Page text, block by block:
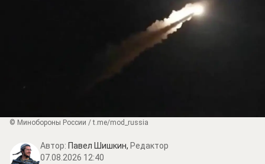
© Минобороны России / t.me/mod_russia
Автор: Павел Шишкин, Редактор
07.08.2026 12:40